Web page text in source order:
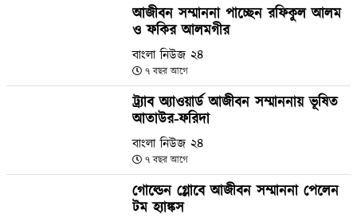
আজীবন সম্মাননা পাচ্ছেন রফিকুল আলম
ও ফকির আলমগীর
বাংলা নিউজ ২৪
৭ বছর আগে
ট্র্যাব অ্যাওয়ার্ড আজীবন সম্মাননায় ভূষিত
আতাউর-ফরিদা
বাংলা নিউজ ২৪
৭ বছর আগে
গোল্ডেন গ্লোবে আজীবন সম্মাননা পেলেন
টম হ্যাঙ্কস